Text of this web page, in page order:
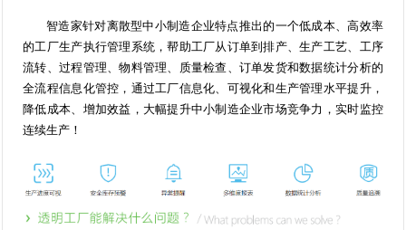
智造家针对离散型中小制造企业特点推出的一个低成本、高效率
的工厂生产执行管理系统，帮助工厂从订单到排产、生产工艺、工序
流转、过程管理、物料管理、质量检查、订单发货和数据统计分析的
全流程信息化管控，通过工厂信息化、可视化和生产管理水平提升，
降低成本、增加效益，大幅提升中小制造企业市场竞争力，实时监控
连续生产！